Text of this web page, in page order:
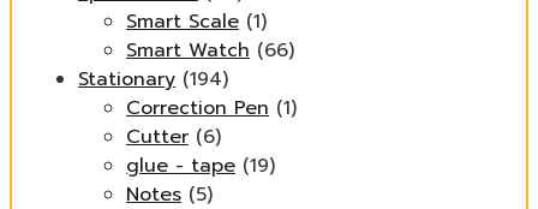
Smart Scale (1)
Smart Watch (66)
Stationary (194)
Correction Pen (1)
Cutter (6)
glue - tape (19)
Notes (5)